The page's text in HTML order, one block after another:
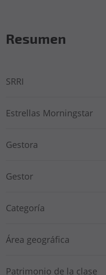
Resumen
SRRI
Estrellas Morningstar
Gestora
Gestor
Categoría
Área geográfica
Patrimonio de la clase